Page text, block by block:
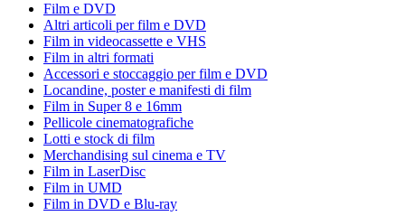
Film e DVD
Altri articoli per film e DVD
Film in videocassette e VHS
Film in altri formati
Accessori e stoccaggio per film e DVD
Locandine, poster e manifesti di film
Film in Super 8 e 16mm
Pellicole cinematografiche
Lotti e stock di film
Merchandising sul cinema e TV
Film in LaserDisc
Film in UMD
Film in DVD e Blu-ray